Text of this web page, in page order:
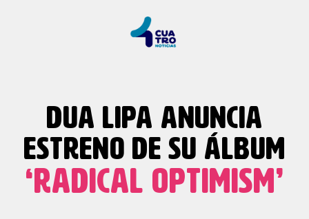
DUA LIPA ANUNCIA
ESTRENO DE SU ÁLBUM
‘RADICAL OPTIMISM’